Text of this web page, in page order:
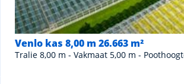
Venlo kas 8,00 m 26.663 m²
Tralie 8,00 m - Vakmaat 5,00 m -